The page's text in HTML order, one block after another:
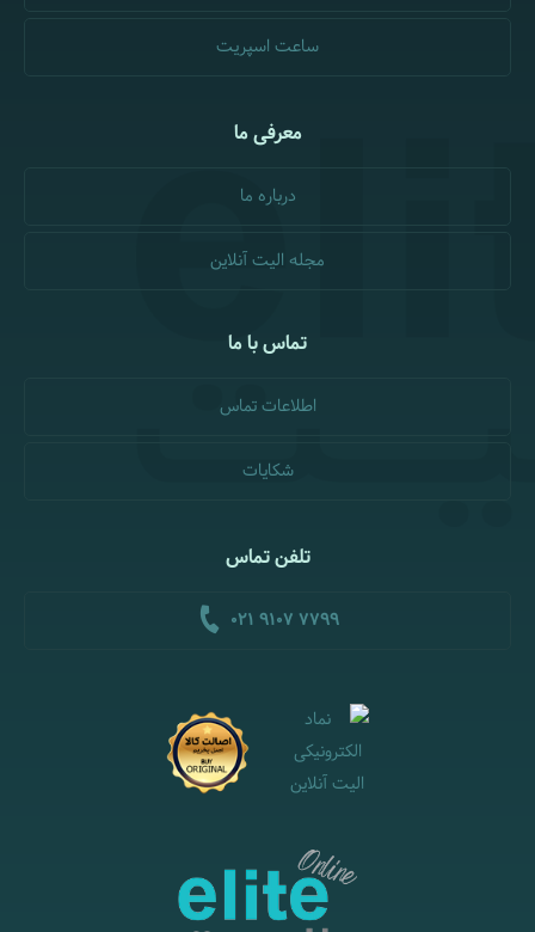
ساعت اسپریت
معرفی ما
درباره ما
مجله الیت آنلاین
تماس با ما
اطلاعات تماس
شکایات
تلفن تماس
021 9107 7799